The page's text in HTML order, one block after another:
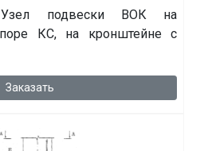
Узел подвески ВОК на
КС, на кронштейне с
Заказать